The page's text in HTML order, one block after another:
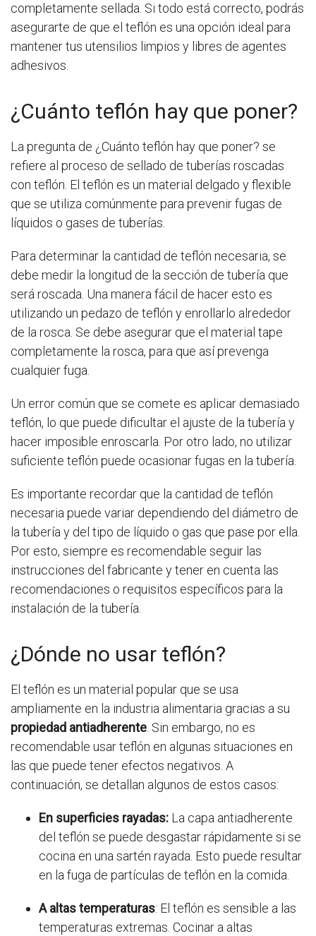
completamente sellada. Si todo está correcto, podrás
asegurarte de que el teflón es una opción ideal para
mantener tus utensilios limpios y libres de agentes
adhesivos.
¿Cuánto teflón hay que poner?
La pregunta de ¿Cuánto teflón hay que poner? se
refiere al proceso de sellado de tuberías roscadas
con teflón. El teflón es un material delgado y flexible
que se utiliza comúnmente para prevenir fugas de
líquidos o gases de tuberías.
Para determinar la cantidad de teflón necesaria, se
debe medir la longitud de la sección de tubería que
será roscada. Una manera fácil de hacer esto es
utilizando un pedazo de teflón y enrollarlo alrededor
de la rosca. Se debe asegurar que el material tape
completamente la rosca, para que así prevenga
cualquier fuga.
Un error común que se comete es aplicar demasiado
teflón, lo que puede dificultar el ajuste de la tubería y
hacer imposible enroscarla. Por otro lado, no utilizar
suficiente teflón puede ocasionar fugas en la tubería.
Es importante recordar que la cantidad de teflón
necesaria puede variar dependiendo del diámetro de
la tubería y del tipo de líquido o gas que pase por ella.
Por esto, siempre es recomendable seguir las
instrucciones del fabricante y tener en cuenta las
recomendaciones o requisitos específicos para la
instalación de la tubería.
¿Dónde no usar teflón?
El teflón es un material popular que se usa
ampliamente en la industria alimentaria gracias a su
propiedad antiadherente. Sin embargo, no es
recomendable usar teflón en algunas situaciones en
las que puede tener efectos negativos. A
continuación, se detallan algunos de estos casos:
En superficies rayadas: La capa antiadherente
del teflón se puede desgastar rápidamente si se
cocina en una sartén rayada. Esto puede resultar
en la fuga de partículas de teflón en la comida.
A altas temperaturas: El teflón es sensible a las
temperaturas extremas. Cocinar a altas